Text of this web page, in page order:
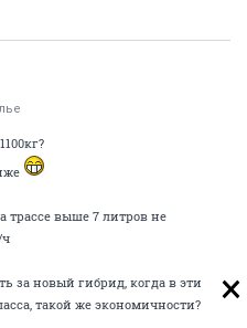
трассе выше 7 литров не
ч
за новый гибрид, когда в эти
такой же экономичности?